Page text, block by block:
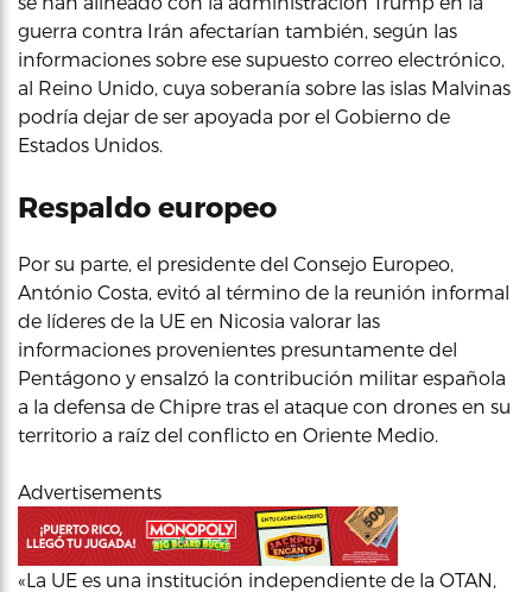
guerra contra Irán afectarían también, según las
informaciones sobre ese supuesto correo electrónico,
al Reino Unido, cuya soberanía sobre las islas Malvinas
podría dejar de ser apoyada por el Gobierno de
Estados Unidos.
Respaldo europeo
Por su parte, el presidente del Consejo Europeo,
António Costa, evitó al término de la reunión informal
de líderes de la UE en Nicosia valorar las
informaciones provenientes presuntamente del
Pentágono y ensalzó la contribución militar española
a la defensa de Chipre tras el ataque con drones en su
territorio a raíz del conflicto en Oriente Medio.
Advertisements
«La UE es una institución independiente de la OTAN,